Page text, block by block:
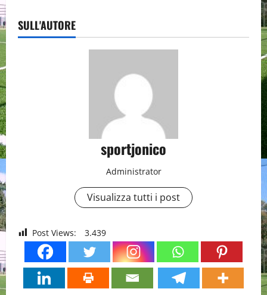
SULL'AUTORE
sportjonico
Administrator
Visualizza tutti i post
Post Views: 3.439